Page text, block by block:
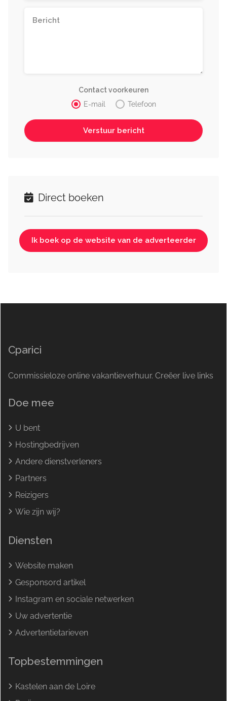
Contact voorkeuren
E-mail
Telefoon
Direct boeken
Ik boek op de website van de adverteerder
Cparici
Commissieloze online vakantieverhuur. Creëer live links
Doe mee
U bent
Hostingbedrijven
Andere dienstverleners
Partners
Reizigers
Wie zijn wij?
Diensten
Website maken
Gesponsord artikel
Instagram en sociale netwerken
Uw advertentie
Advertentietarieven
Topbestemmingen
Kastelen aan de Loire